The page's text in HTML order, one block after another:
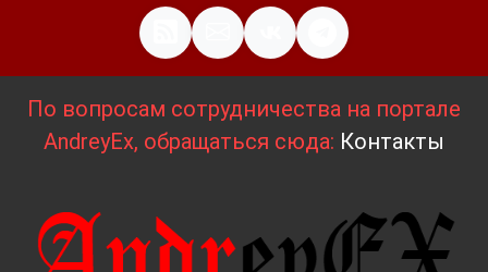
По вопросам сотрудничества на портале
AndreyEx, обращаться сюда: Контакты